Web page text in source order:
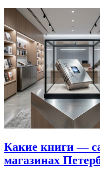
Какие книги —
магазинах